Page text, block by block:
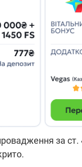
за
фронт":
сил ЗСУ
НРК